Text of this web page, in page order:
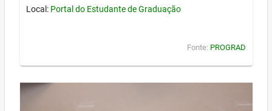
Local: Portal do Estudante de Graduação
Fonte: PROGRAD